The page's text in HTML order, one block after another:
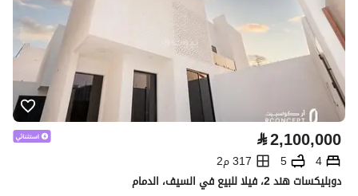
⃁2,100,000
4
5
317 م2
دوبليكسات هند 2، فيلا للبيع في السيف، الدمام